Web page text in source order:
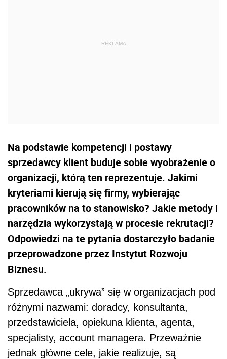
Na podstawie kompetencji i postawy
sprzedawcy klient buduje sobie wyobrażenie o
organizacji, którą ten reprezentuje. Jakimi
kryteriami kierują się firmy, wybierając
pracowników na to stanowisko? Jakie metody i
narzędzia wykorzystają w procesie rekrutacji?
Odpowiedzi na te pytania dostarczyło badanie
przeprowadzone przez Instytut Rozwoju
Biznesu.
Sprzedawca „ukrywa” się w organizacjach pod
różnymi nazwami: doradcy, konsultanta,
przedstawiciela, opiekuna klienta, agenta,
specjalisty, account managera. Przeważnie
jednak główne cele, jakie realizuje, są